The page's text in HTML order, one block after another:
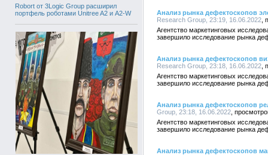
Robort от 3Logic Group расширил
портфель роботами Unitree A2 и A2-W
Анализ рынка дефектоскопов
Research Group, 23:19, 16.06.2022
Агентство маркетинговых
завершило исследование рынка
Анализ рынка дефектоскопов
Research Group, 23:18, 16.06.2022
Агентство маркетинговых
завершило исследование рынка
Анализ рынка дефектоскопов
Group, 23:18, 16.06.2022
Агентство маркетинговых
завершило исследование рынка
Анализ рынка дефектоскопов